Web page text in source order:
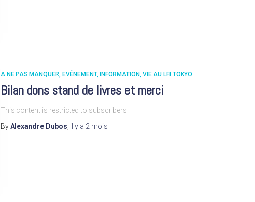
A NE PAS MANQUER EVÉNEMENT INFORMATION VIE AU LFI TOKYO
Bilan dons stand de livres et merci
This content is restricted to subscribers
ByAlexandre Dubos, il y a 2 mois